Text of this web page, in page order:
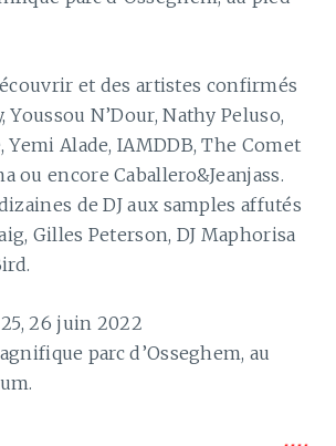
et des artistes confirmés
Youssou N’Dour, Nathy Peluso,
Yemi Alade, IAMDDB, The Comet
ou encore Caballero&Jeanjass.
de DJ aux samples affutés
Gilles Peterson, DJ Maphorisa
26 juin 2022
parc d’Osseghem, au